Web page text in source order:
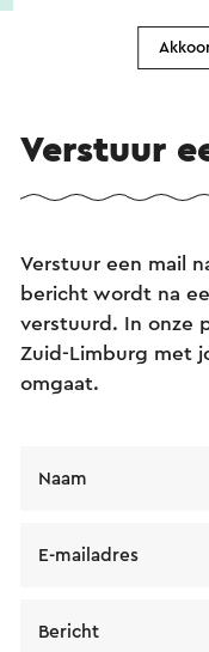
Verstuur
Verstuur een mail
bericht wordt na
verstuurd. In onze
Zuid-Limburg met
omgaat.
Naam
E-mailadres
Bericht